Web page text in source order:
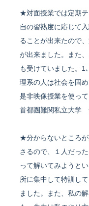
★対面授業では定期
自の習熟度に応じて
ることが出来たので
が出来ました。また
も受けていました。1
理系の人は社会を固
是非映像授業を使っ
首都圏難関私立大学
★分からないところ
さるので、１人だっ
って解いてみようと
所に集中して特訓し
ました。また、私の